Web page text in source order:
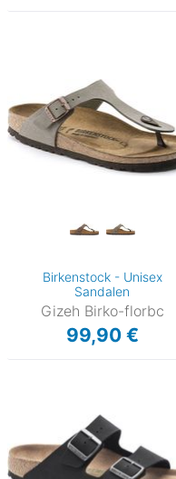
Birkenstock - Unisex
Sandalen
Gizeh Birko-florbc
99,90 €